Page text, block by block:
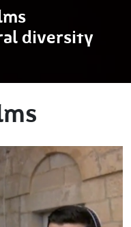
diversity